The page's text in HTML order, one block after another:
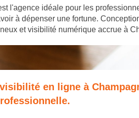
l'agence idéale pour les
à dépenser une fortune.
et visibilité numérique accrue à
en ligne à